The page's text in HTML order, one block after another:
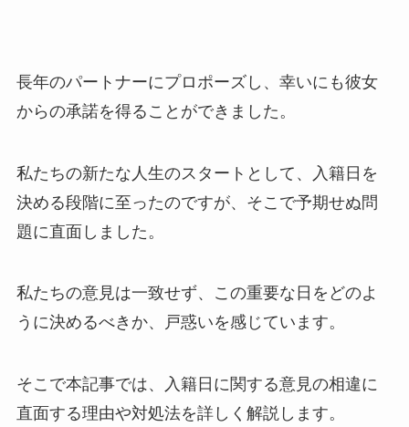
長年のパートナーにプロポーズし、幸いにも彼女
からの承諾を得ることができました。
私たちの新たな人生のスタートとして、入籍日を
決める段階に至ったのですが、そこで予期せぬ問
題に直面しました。
私たちの意見は一致せず、この重要な日をどのよ
うに決めるべきか、戸惑いを感じています。
そこで本記事では、入籍日に関する意見の相違に
直面する理由や対処法を詳しく解説します。